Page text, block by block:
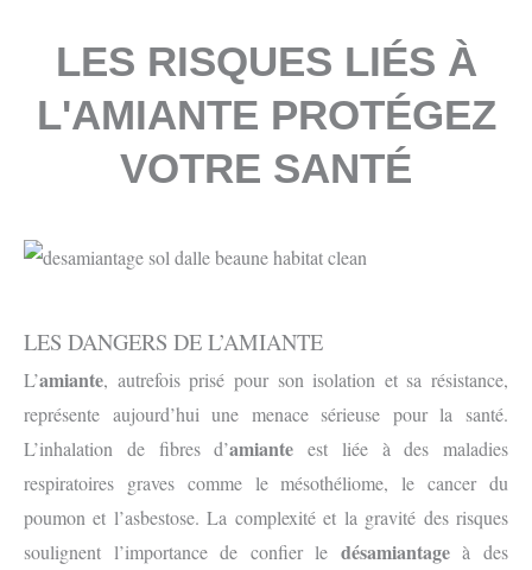
LES RISQUES LIÉS À
L'AMIANTE PROTÉGEZ
VOTRE SANTÉ
LES DANGERS DE L’AMIANTE
L’amiante, autrefois prisé pour son isolation et sa résistance,
représente aujourd’hui une menace sérieuse pour la santé.
L’inhalation de fibres d’amiante est liée à des maladies
respiratoires graves comme le mésothéliome, le cancer du
poumon et l’asbestose. La complexité et la gravité des risques
soulignent l’importance de confier le désamiantageà des